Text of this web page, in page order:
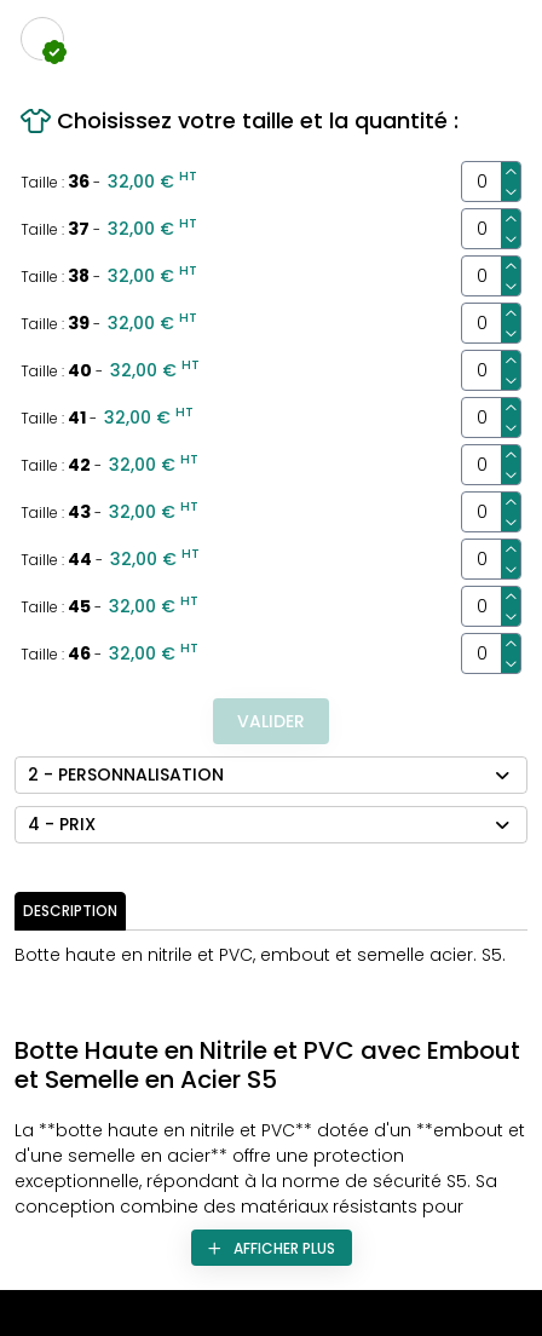
Choisissez votre taille et la quantité :
Taille : 36- 32,00 € HT
Taille : 37 - 32,00 € HT
Taille : 38 - 32,00 € HT
Taille : 39- 32,00 € HT
Taille : 40 - 32,00 € HT
Taille : 41- 32,00 € HT
Taille : 42 - 32,00 € HT
Taille : 43- 32,00 € HT
Taille : 44 - 32,00 € HT
Taille : 45- 32,00 € HT
Taille : 46- 32,00 € HT
VALIDER
2 - PERSONNALISATION
4 - PRIX
DESCRIPTION
Botte haute en nitrile et PVC, embout et semelle acier. S5.
Botte Haute en Nitrile et PVC avec Embout
et Semelle en Acier S5
La **botte haute en nitrile et PVC** dotée d'un **embout et
d'une semelle en acier** offre une protection
exceptionnelle, répondant à la norme de sécurité S5. Sa
conception combine des matériaux résistants pour
assurer une sécurité optimale dans divers environnements
AFFICHER PLUS